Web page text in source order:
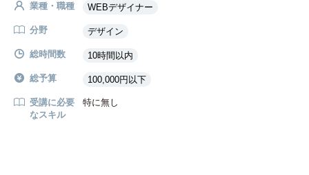
業種・職種 WEBデザイナー
分野 デザイン
総時間数 10時間以内
総予算 100,000円以下
受講に必要
なスキル
特に無し